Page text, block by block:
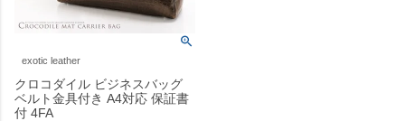
exotic leather
クロコダイル ビジネスバッグ
ベルト金具付き A4対応 保証書
付 4FA